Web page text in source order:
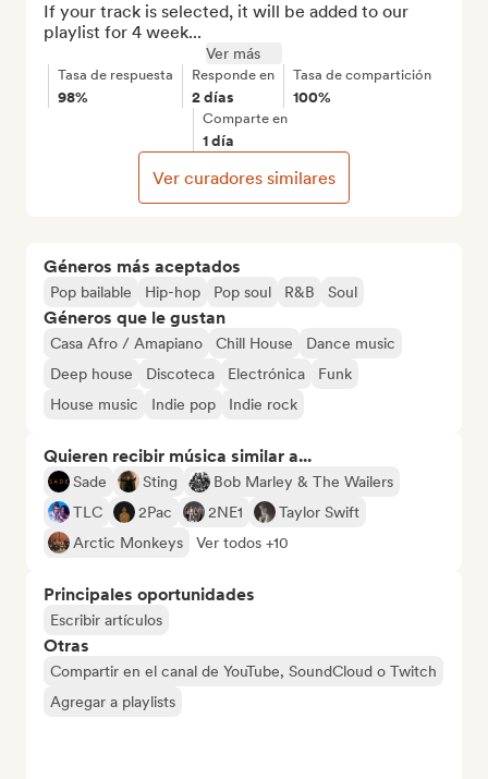
Géneros más aceptados
Pop bailable Hip-hop Pop soul R&B Soul
Géneros que le gustan
Casa Afro / Amapiano Chill House
Dance music
Deep house
Discoteca Electrónica
Funk
House music
Indie pop Indie rock
Quieren recibir música similar a...
Sade Sting
Bob Marley & The Wailers
TLC
2Pac 2NE1
Taylor Swift
Arctic Monkeys
Ver todos +10
Principales oportunidades
Escribir artículos
Otras
Compartir en el canal de YouTube, SoundCloud o Twitch
Agregar a playlists
If your track is selected, it will be added to our
playlist for 4 week...
Ver más
Tasa de respuesta
98%
Responde en
2 días
Tasa de compartición
100%
Comparte en
1 día
Ver curadores similares